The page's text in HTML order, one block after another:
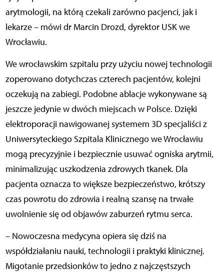
arytmologii, na którą czekali zarówno pacjenci, jak i
lekarze – mówi dr Marcin Drozd, dyrektor USK we
Wrocławiu.
We wrocławskim szpitalu przy użyciu nowej technologii
zoperowano dotychczas czterech pacjentów, kolejni
oczekują na zabiegi. Podobne ablacje wykonywane są
jeszcze jedynie w dwóch miejscach w Polsce. Dzięki
elektroporacji nawigowanej systemem 3D specjaliści z
Uniwersyteckiego Szpitala Klinicznego we Wrocławiu
mogą precyzyjnie i bezpiecznie usuwać ogniska arytmii,
minimalizując uszkodzenia zdrowych tkanek. Dla
pacjenta oznacza to większe bezpieczeństwo, krótszy
czas powrotu do zdrowia i realną szansę na trwałe
uwolnienie się od objawów zaburzeń rytmu serca.
– Nowoczesna medycyna opiera się dziś na
współdziałaniu nauki, technologii i praktyki klinicznej.
Migotanie przedsionków to jedno z najczęstszych